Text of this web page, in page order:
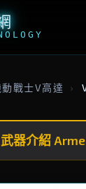
動戰士V高達 ›
武器介紹